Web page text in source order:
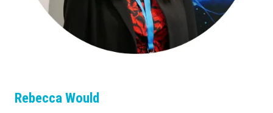
Rebecca Would